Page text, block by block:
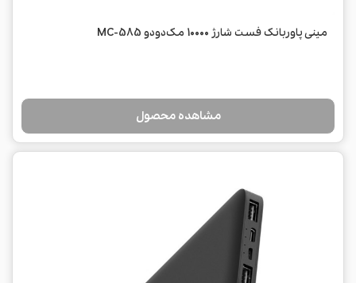
مینی پاوربانک فست شارژ 10000 مک‌دودو MC-585
مشاهده محصول